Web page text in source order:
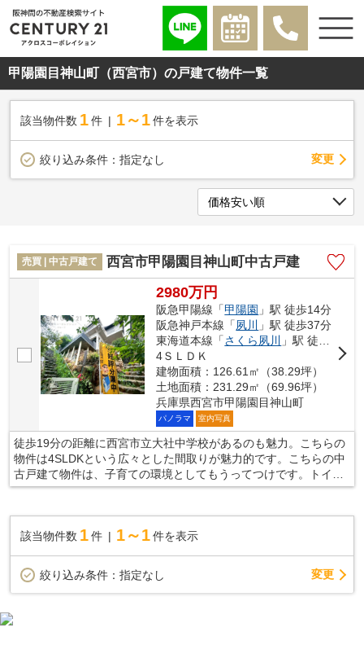
甲陽園目神山町（西宮市）の戸建て物件一覧
該当物件数 1件 1～1 件を表示
絞り込み条件： 指定なし 変更
売買 | 中古戸建て 西宮市甲陽園目神山町中古戸建
2980万円
阪急甲陽線「甲陽園 」駅 徒歩14分
阪急神戸本線「夙川
」駅 徒歩37分
東海道本線「さくら夙川
」駅 徒歩41分
4ＳＬＤＫ
建物面積：126.61㎡（38.29坪）
土地面積：231.29㎡（69.96坪）
兵庫県西宮市甲陽園目神山町
パノラマ 室内写真
徒歩19分の距離に西宮市立大社中学校があるのも魅力。こちらの
物件は4SLDKという広々とした間取りが魅力的です。こちらの中
古戸建て物件は、子育ての環境としてもうってつけです。トイレ
が2ヶ所にあるので複数人でも快適に暮らせます。当社スタッフが
をしたくないのであれば、プロの私どもにお任せください。現行
法規により再建築不可の可能性あり。現在調査中で詳細はお問い
該当物件数 1件 1～1 件を表示
絞り込み条件： 指定なし 変更